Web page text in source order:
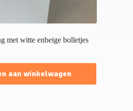
met witte enbeige bolletjes
aan winkelwagen